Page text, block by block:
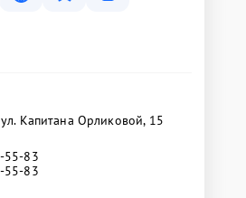
Капитана Орликовой, 15
55-83
55-83